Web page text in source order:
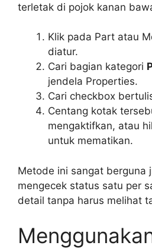
terletak di pojok kanan
Klik pada Part atau
diatur.
Cari bagian kategori
jendela Properties.
Cari checkbox
Centang kotak
mengaktifkan, atau
untuk mematikan.
Metode ini sangat berguna
mengecek status satu per
detail tanpa harus melihat